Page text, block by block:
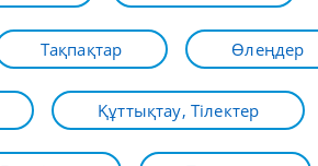
Тақпақтар Өлеңдер
Құттықтау, Тілектер